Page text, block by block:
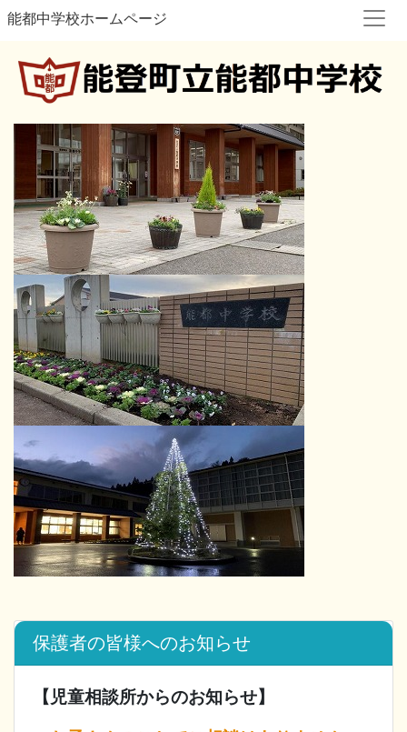
能都中学校ホームページ
保護者の皆様へのお知らせ
【児童相談所からのお知らせ】